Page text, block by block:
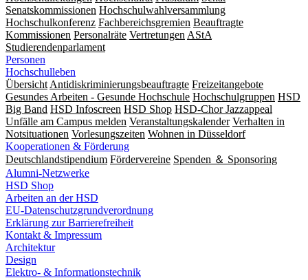
Senatskommissionen Hochschulwahlversammlung
Hochschulkonferenz Fachbereichsgremien Beauftragte
Kommissionen Personalräte Vertretungen AStA
Studierendenparlament
Personen
Hochschulleben
Übersicht Antidiskriminierungsbeauftragte Freizeitangebote
Gesundes Arbeiten - Gesunde Hochschule Hochschulgruppen HSD
Big Band HSD Infoscreen HSD Shop HSD-Chor Jazzappeal
Unfälle am Campus melden Veranstaltungskalender Verhalten in
Notsituationen Vorlesungszeiten Wohnen in Düsseldorf
Kooperationen & Förderung
Deutschlandstipendium Fördervereine Spenden ＆ Sponsoring
Alumni-Netzwerke
HSD Shop
Arbeiten an der HSD
EU-Datenschutzgrundverordnung
Erklärung zur Barrierefreiheit
Kontakt & Impressum
Architektur
Design
Elektro- & Informationstechnik